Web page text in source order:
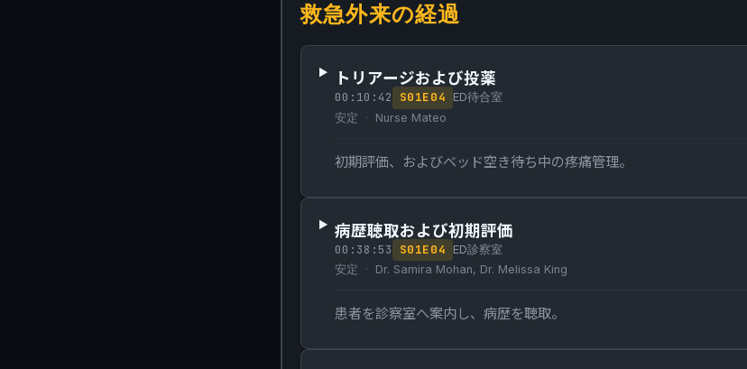
救急外来の経過
トリアージおよび投薬
00:10:42 S01E04
ED待合室
安定
Nurse Mateo
初期評価、およびベッド空き待ち中の疼痛管理。
病歴聴取および初期評価
00:38:53 S01E04
ED診察室
安定
Dr. Samira Mohan, Dr. Melissa King
患者を診察室へ案内し、病歴を聴取。